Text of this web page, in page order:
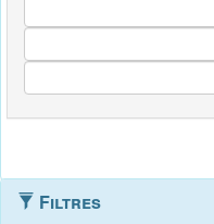
Filtres